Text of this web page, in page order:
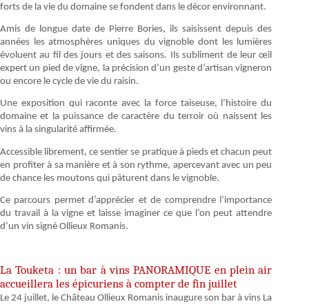
forts de la vie du domaine se fondent dans le décor environnant.
Amis de longue date de Pierre Bories, ils saisissent depuis des
années les atmosphères uniques du vignoble dont les lumières
évoluent au fil des jours et des saisons. Ils subliment de leur œil
expert un pied de vigne, la précision d’un geste d’artisan vigneron
ou encore le cycle de vie du raisin.
Une exposition qui raconte avec la force taiseuse, l’histoire du
domaine et la puissance de caractère du terroir où naissent les
vins à la singularité affirmée.
Accessible librement, ce sentier se pratique à pieds et chacun peut
en profiter à sa manière et à son rythme, apercevant avec un peu
de chance les moutons qui pâturent dans le vignoble.
Ce parcours permet d’apprécier et de comprendre l’importance
du travail à la vigne et laisse imaginer ce que l’on peut attendre
d’un vin signé Ollieux Romanis.
La Touketa : un bar à vins PANORAMIQUE en plein air
accueillera les épicuriens à compter de fin juillet
Le 24 juillet, le Château Ollieux Romanis inaugure son bar à vins La